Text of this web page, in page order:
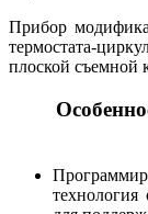
Прибор
термостата-
плоской съемной
технология